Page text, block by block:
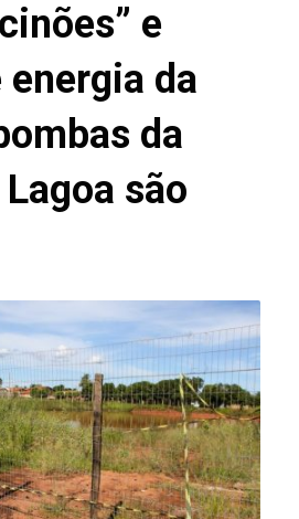
e
energia da
da
são